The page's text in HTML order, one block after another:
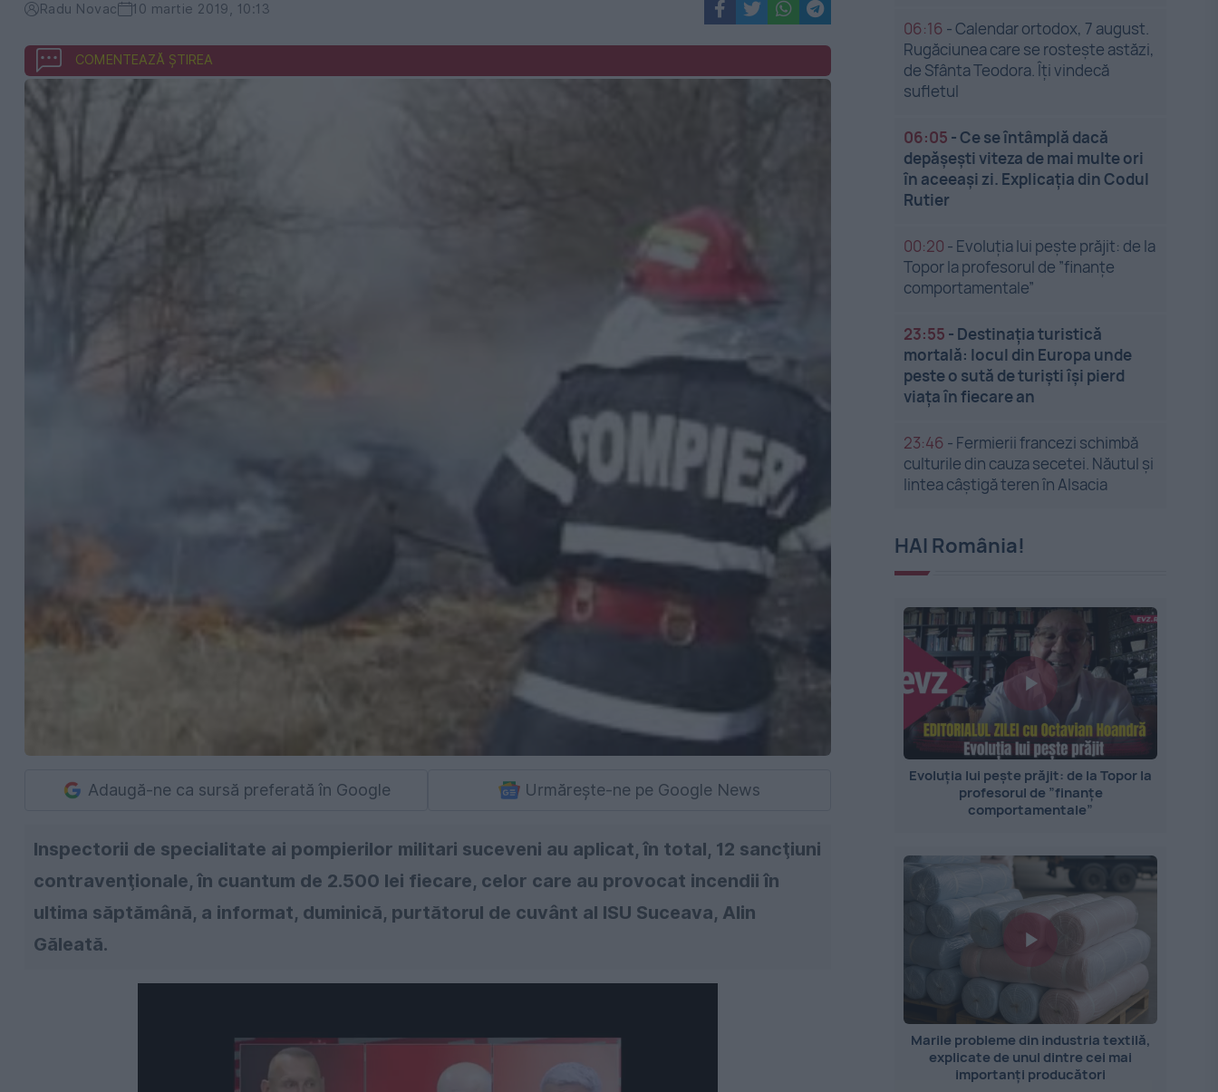
Radu Novac 10 martie 2019, 10:13
COMENTEAZĂ ȘTIREA
Adaugă-ne ca sursă preferată în Google Urmărește-ne pe Google News
Inspectorii de specialitate ai pompierilor militari suceveni au aplicat, în total, 12 sancţiuni
contravenţionale, în cuantum de 2.500 lei fiecare, celor care au provocat incendii în
ultima săptămână, a informat, duminică, purtătorul de cuvânt al ISU Suceava, Alin
Găleată.
06:16 -Calendar ortodox, 7 august.
Rugăciunea care se rostește astăzi,
de Sfânta Teodora. Îți vindecă
sufletul
06:05 -Ce se întâmplă dacă
depășești viteza de mai multe ori
în aceeași zi. Explicația din Codul
Rutier
00:20 - Evoluția lui pește prăjit: de la
Topor la profesorul de ”finanțe
comportamentale”
23:55 - Destinația turistică
mortală: locul din Europa unde
peste o sută de turiști își pierd
viața în fiecare an
23:46 - Fermierii francezi schimbă
culturile din cauza secetei. Năutul și
lintea câștigă teren în Alsacia
HAI România!
Evoluția lui pește prăjit: de la Topor la
profesorul de ”finanțe
comportamentale”
Marile probleme din industria textilă,
explicate de unul dintre cei mai
importanți producători